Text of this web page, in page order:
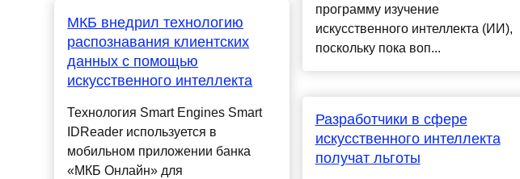
МКБ внедрил технологию
распознавания клиентских
данных с помощью
искусственного интеллекта
Технология Smart Engines Smart
IDReader используется в
мобильном приложении банка
«МКБ Онлайн» для
программу изучение
искусственного интеллекта (ИИ),
поскольку пока воп...
Разработчики в сфере
искусственного интеллекта
получат льготы